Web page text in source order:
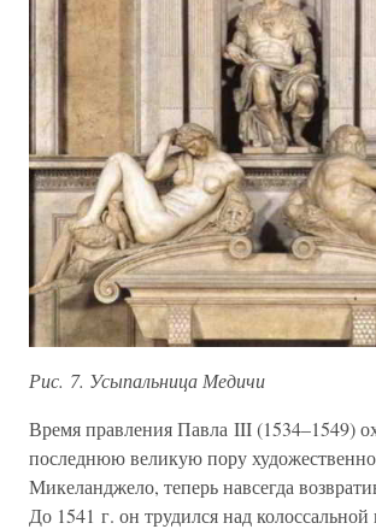
Рис. 7. Усыпальница Медичи
Время правления Павла III (1534–1549)
последнюю великую пору
Микеланджело, теперь навсегда
До 1541 г. он трудился над колоссальной